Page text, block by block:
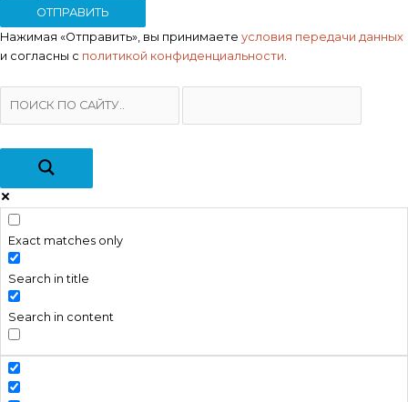
ОТПРАВИТЬ
Нажимая «Отправить», вы принимаете условия передачи данных
и согласны с политикой конфиденциальности.
Exact matches only
Search in title
Search in content